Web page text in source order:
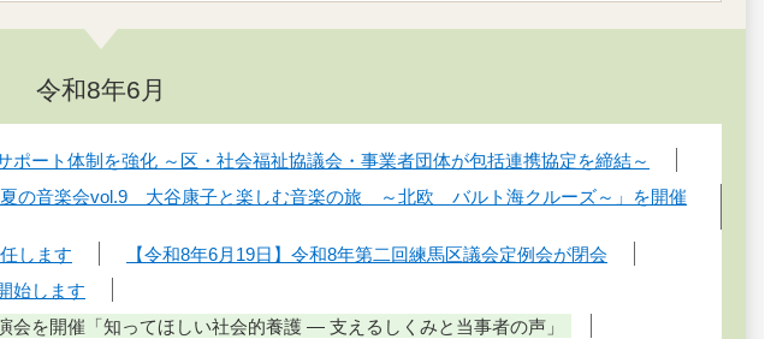
令和8年6月
ポート体制を強化 ～区・社会福祉協議会・事業者団体が包括連携協定を締結～
夏の音楽会vol.9 大谷康子と楽しむ音楽の旅 ～北欧 バルト海クルーズ～」を開催
します
【令和8年6月19日】令和8年第二回練馬区議会定例会が閉会
始します
会を開催「知ってほしい社会的養護 ― 支えるしくみと当事者の声」